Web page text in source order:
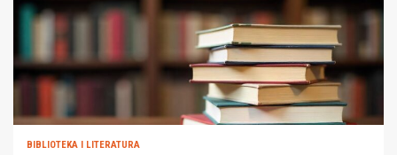
BIBLIOTEKA I LITERATURA